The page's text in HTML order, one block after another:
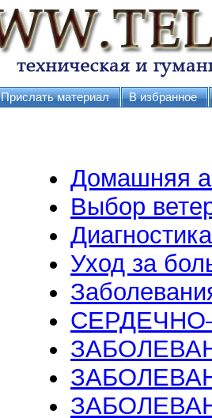
Прислать материал В избранное
Домашняя
Выбор
Уход за